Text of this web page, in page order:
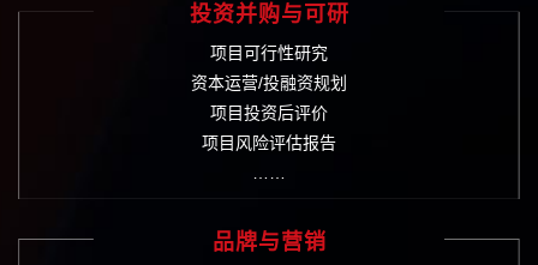
投资并购与可研
项目可行性研究
资本运营/投融资规划
项目投资后评价
项目风险评估报告
品牌与营销